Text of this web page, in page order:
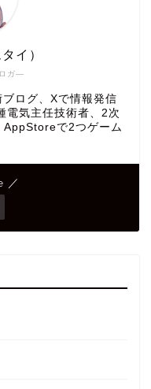
ガ―
イ）
ログ、Xで情報発信
電気主任技術者、2次
AppStoreで2つゲーム
／